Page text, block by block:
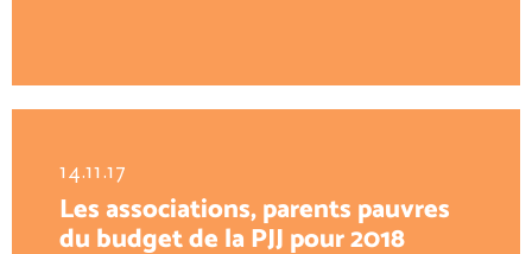
14.11.17
Les associations, parents pauvres
du budget de la PJJ pour 2018